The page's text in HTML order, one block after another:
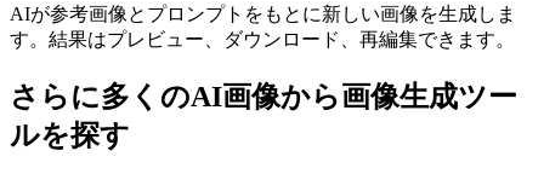
AIが参考画像とプロンプトをもとに新しい画像を生成しま
す。結果はプレビュー、ダウンロード、再編集できます。
さらに多くのAI画像から画像生成ツー
ルを探す